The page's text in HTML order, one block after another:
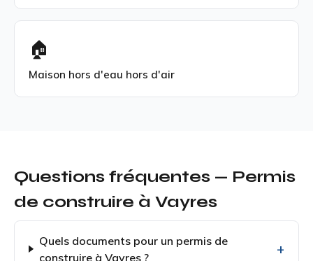
🏠
Maison hors d'eau hors d'air
Questions fréquentes — Permis
de construire à Vayres
Quels documents pour un permis de
construire à Vayres ?